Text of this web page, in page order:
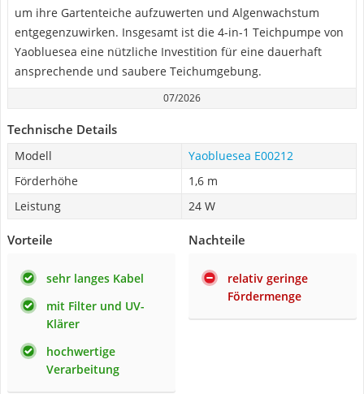
um ihre Gartenteiche aufzuwerten und Algenwachstum
entgegenzuwirken. Insgesamt ist die 4-in-1 Teichpumpe von
Yaobluesea eine nützliche Investition für eine dauerhaft
ansprechende und saubere Teichumgebung.
07/2026
Technische Details
Modell
Yaobluesea E00212
Förderhöhe
1,6 m
Leistung
24 W
Vorteile
sehr langes Kabel
mit Filter und UV-
Klärer
hochwertige
Verarbeitung
Nachteile
relativ geringe
Fördermenge